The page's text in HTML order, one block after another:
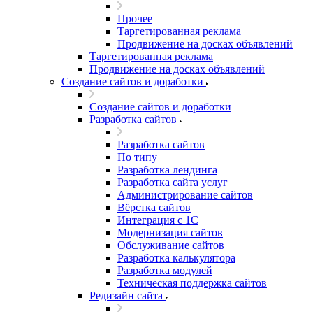
Прочее
Таргетированная реклама
Продвижение на досках объявлений
Таргетированная реклама
Продвижение на досках объявлений
Создание сайтов и доработки
Создание сайтов и доработки
Разработка сайтов
Разработка сайтов
По типу
Разработка лендинга
Разработка сайта услуг
Администрирование сайтов
Вёрстка сайтов
Интеграция с 1С
Модернизация сайтов
Обслуживание сайтов
Разработка калькулятора
Разработка модулей
Техническая поддержка сайтов
Редизайн сайта